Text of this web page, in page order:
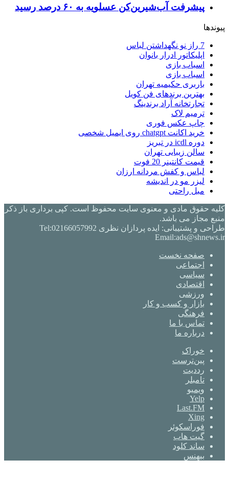
پیشرفت آب‌شیرین‌کن عسلویه به ۶۰ درصد رسید
پیوندها
7 راز نو نگهداشتن لباس
اپلیکاتور ادرار بانوان
اسباب بازی
اسباب بازی
باربری حکیمیه تهران
بهترین برندهای فن کویل
تجارتخانه آراد برندینگ
ترمیم لاک
چاپ عکس فوری
خرید اکانت chatgpt روی ایمیل شخصی
دوره icdl در تبریز
سالن زیبایی تهران
قیمت کانتینر 20 فوت
لباس و کفش مردانه ارزان
لیزر مو در اندیشه
مبل راحتی
کلیه حقوق مادی و معنوی سایت محفوظ است. کپی برداری باز ذکر
منبع مجاز می باشد.
طراحی و پشتیبانی: ایده پردازان نظری Tel:02166057992
Email:ads@shnews.ir
صفحه نخست
اجتماعی
سیاسی
اقتصادی
ورزشی
بازار و کسب و کار
فرهنگی
تماس با ما
درباره ما
خوراک
‫پین‌ترست
‫رددیت
‫تامبلر
ویمیو
Yelp
Last.FM
Xing
فوراسکوئر
گیت ‌هاب
ساند کلود
بیهنس